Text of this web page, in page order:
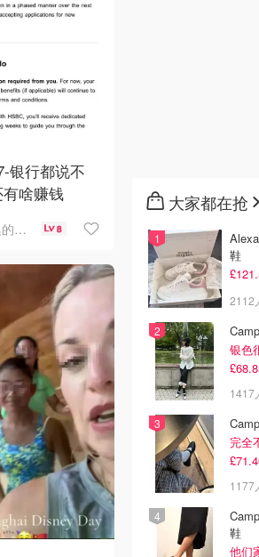
银行都说不
啥赚钱
溜达中澳的王公子 8
大家都在抢
鞋
2112
银色
1417
完全
1177
鞋
他们